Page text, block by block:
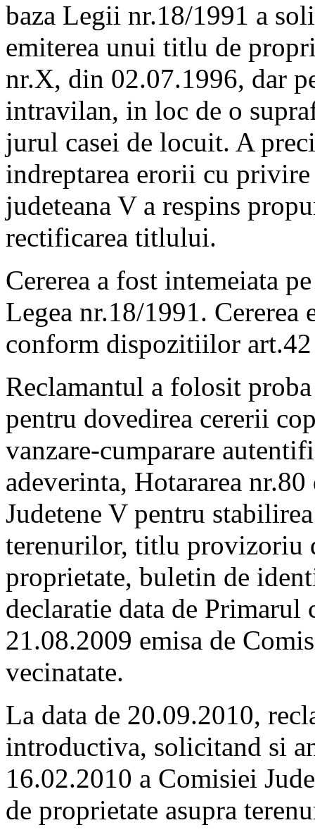
baza Legii nr.18/1991 a
emiterea unui titlu de
nr.X, din 02.07.1996, dar
intravilan, in loc de o
jurul casei de locuit. A
indreptarea erorii cu
judeteana V a respins
rectificarea titlului.
Cererea a fost intemeiata
Legea nr.18/1991. Cererea
conform dispozitiilor
Reclamantul a folosit
pentru dovedirea cererii
vanzare-cumparare
adeverinta, Hotararea
Judetene V pentru
terenurilor, titlu provizoriu
proprietate, buletin de
declaratie data de Primarul
21.08.2009 emisa de
vecinatate.
La data de 20.09.2010,
introductiva, solicitand si
16.02.2010 a Comisiei
de proprietate asupra